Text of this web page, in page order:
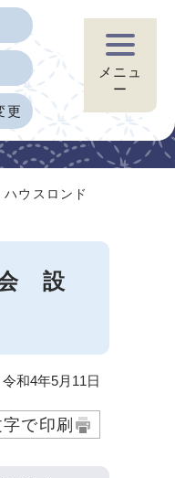
更
メニュ
ー
ウスロンド
会 設
4年5月11日
で印刷